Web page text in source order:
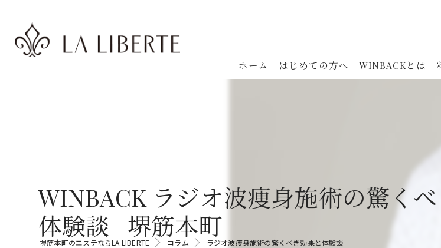
ホーム はじめての方へ WINBACKとは
WINBACK ラジオ波痩身施術の驚く
体験談 堺筋本町
堺筋本町のエステならLA LIBERTE コラム ラジオ波痩身施術の驚くべき効果と体験談